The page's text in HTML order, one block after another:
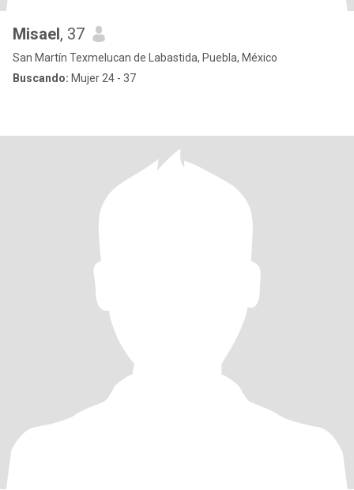
Misael, 37
San Martín Texmelucan de Labastida, Puebla, México
Buscando: Mujer 24 - 37